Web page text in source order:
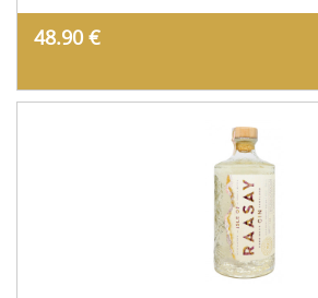
48.90 €